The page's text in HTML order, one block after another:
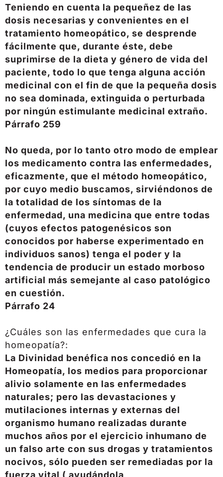
Teniendo en cuenta la pequeñez de las
dosis necesarias y convenientes en el
tratamiento homeopático, se desprende
fácilmente que, durante éste, debe
suprimirse de la dieta y género de vida del
paciente, todo lo que tenga alguna acción
medicinal con el fin de que la pequeña dosis
no sea dominada, extinguida o perturbada
por ningún estimulante medicinal extraño.
Párrafo 259
No queda, por lo tanto otro modo de emplear
los medicamento contra las enfermedades,
eficazmente, que el método homeopático,
por cuyo medio buscamos, sirviéndonos de
la totalidad de los síntomas de la
enfermedad, una medicina que entre todas
(cuyos efectos patogenésicos son
conocidos por haberse experimentado en
individuos sanos) tenga el poder y la
tendencia de producir un estado morboso
artificial más semejante al caso patológico
en cuestión.
Párrafo 24
¿Cuáles son las enfermedades que cura la
homeopatía?:
La Divinidad benéfica nos concedió en la
Homeopatía, los medios para proporcionar
alivio solamente en las enfermedades
naturales; pero las devastaciones y
mutilaciones internas y externas del
organismo humano realizadas durante
muchos años por el ejercicio inhumano de
un falso arte con sus drogas y tratamientos
nocivos, sólo pueden ser remediadas por la
fuerza vital ( ayudándola